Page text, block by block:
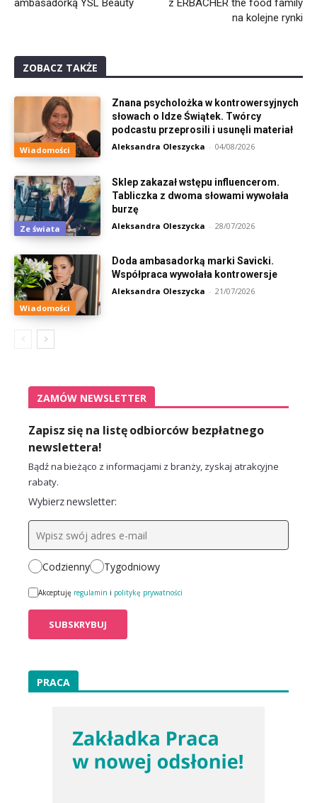
ambasadorką YSL Beauty
z ERBACHER the food family
na kolejne rynki
ZOBACZ TAKŻE
Wiadomości
Znana psycholożka w kontrowersyjnych
słowach o Idze Świątek. Twórcy
podcastu przeprosili i usunęli materiał
Aleksandra Oleszycka - 04/08/2026
Ze świata
Sklep zakazał wstępu influencerom.
Tabliczka z dwoma słowami wywołała
burzę
Aleksandra Oleszycka - 28/07/2026
Wiadomości
Doda ambasadorką marki Savicki.
Współpraca wywołała kontrowersje
Aleksandra Oleszycka - 21/07/2026
ZAMÓW NEWSLETTER
Zapisz się na listę odbiorców bezpłatnego
newslettera!
Bądź na bieżąco z informacjami z branży, zyskaj atrakcyjne
rabaty.
Wybierz newsletter:
Codzienny Tygodniowy
Akceptuję regulamin i politykę prywatności
PRACA